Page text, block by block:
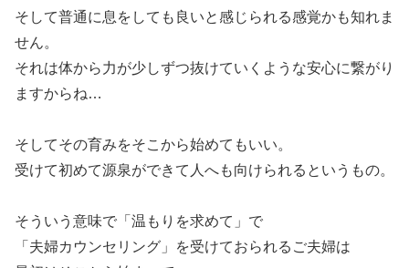
そして普通に息をしても良いと感じられる感覚かも知れま
せん。
それは体から力が少しずつ抜けていくような安心に繋がり
ますからね…
そしてその育みをそこから始めてもいい。
受けて初めて源泉ができて人へも向けられるというもの。
そういう意味で「温もりを求めて」で
「夫婦カウンセリング」を受けておられるご夫婦は